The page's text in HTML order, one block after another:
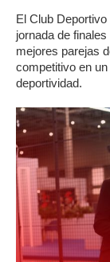
El Club
jornada de
mejores parejas
competitivo en
deportividad.